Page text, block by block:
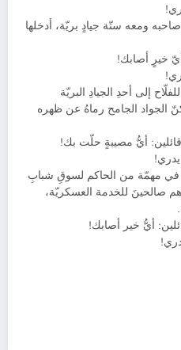
ومعه ستّة جيادٍ بريّة، أدخلها
أيّ خيرٍ أصابك!
إلى أحدِ الجيادِ البريّة
الجواد الجامح رماهُ عن ظهره
قائلين: أيُّ مصيبةٍ حلّت بك!
يدري!
في مهمّة من الحاكم لسوقِ شبابِ
صالحينَ للخدمة العسكريّة،
أيُّ خير أصابك!